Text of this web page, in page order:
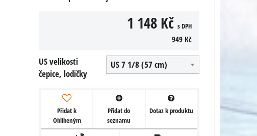
1 148 Kč s DPH
949 Kč
US velikosti
čepice, lodičky
US 7 1/8 (57 cm)
Přidat k
Oblíbeným
Přidat do
seznamu
Dotaz k produktu